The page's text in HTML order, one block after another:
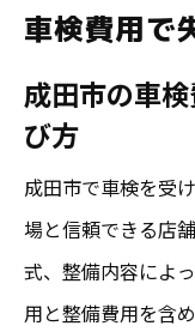
車検費用で
成田市の車
び方
成田市で車検を受
場と信頼できる店
式、整備内容によ
用と整備費用を含